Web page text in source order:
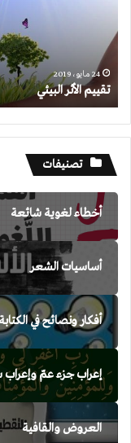
24 مايو، 2019
تقييم الأثر البيئي
تصنيفات
أخطاء لغوية شائعة
أساسيات الشعر
أفكار ونصائح في
إعراب جزء عمّ
العروض والقافية